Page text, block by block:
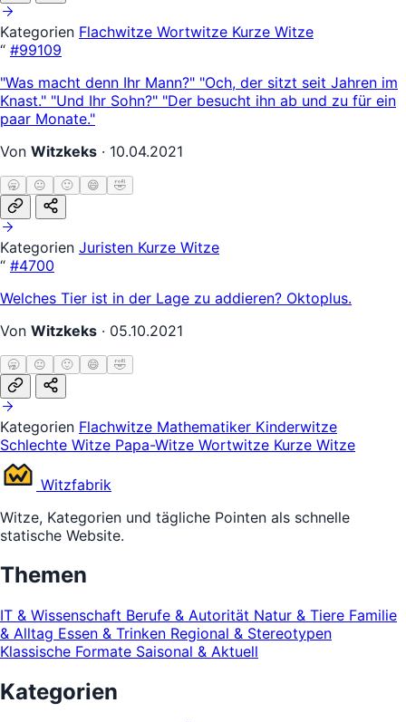
Kategorien Flachwitze Wortwitze Kurze Witze
“ #99109
"Was macht denn Ihr Mann?" "Och, der sitzt seit Jahren im
Knast." "Und Ihr Sohn?" "Der besucht ihn ab und zu für ein
paar Monate."
Von Witzkeks · 10.04.2021
🥱 😐 🙂 😄 🤣
Kategorien Juristen Kurze Witze
“ #4700
Welches Tier ist in der Lage zu addieren? Oktoplus.
Von Witzkeks · 05.10.2021
🥱 😐 🙂 😄 🤣
Kategorien Flachwitze Mathematiker Kinderwitze
Schlechte Witze Papa-Witze Wortwitze Kurze Witze
Witzfabrik
Witze, Kategorien und tägliche Pointen als schnelle
statische Website.
Themen
IT & Wissenschaft Berufe & Autorität Natur & Tiere Familie
& Alltag Essen & Trinken Regional & Stereotypen
Klassische Formate Saisonal & Aktuell
Kategorien